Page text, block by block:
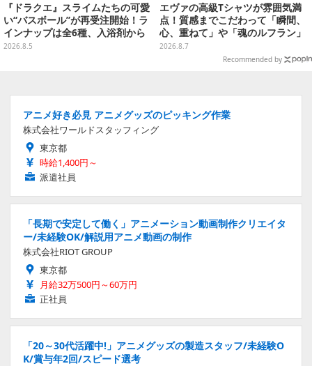
『ドラクエ』スライムたちの可愛
い“バスボール”が再受注開始！ラ
インナップは全6種、入浴剤から
モンスターのフィギュアが出てく
2026.8.5
エヴァの高級Tシャツが雰囲気満
点！質感までこだわって「瞬間、
心、重ねて」や「魂のルフラン」
をフィーチャー
2026.8.7
Recommended by
アニメ好き必見 アニメグッズのピッキング作業
株式会社ワールドスタッフィング
東京都
時給1,400円～
派遣社員
「長期で安定して働く」アニメーション動画制作クリエイタ
ー/未経験OK/解説用アニメ動画の制作
株式会社RIOT GROUP
東京都
月給32万500円～60万円
正社員
「20～30代活躍中!」アニメグッズの製造スタッフ/未経験O
K/賞与年2回/スピード選考